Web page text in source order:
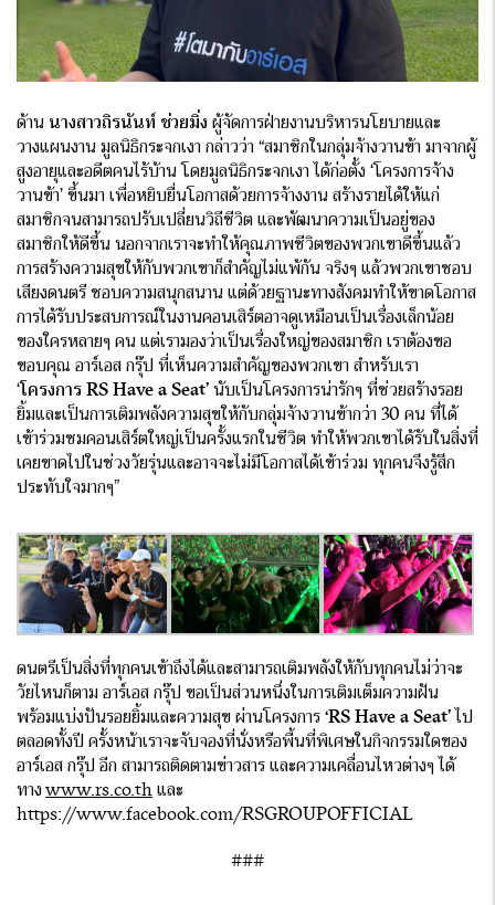
ด้าน นางสาวถิรนันท์ ช่วยมิ่ง ผู้จัดการฝ่ายงานบริหารนโยบายและ
วางแผนงาน มูลนิธิกระจกเงา กล่าวว่า “สมาชิกในกลุ่มจ้างวานข้า มาจากผู้
สูงอายุและอดีตคนไร้บ้าน โดยมูลนิธิกระจกเงา ได้ก่อตั้ง ‘โครงการจ้าง
วานข้า’ ขึ้นมา เพื่อหยิบยื่นโอกาสด้วยการจ้างงาน สร้างรายได้ให้แก่
สมาชิกจนสามารถปรับเปลี่ยนวิถีชีวิต และพัฒนาความเป็นอยู่ของ
สมาชิกให้ดีขึ้น นอกจากเราจะทำให้คุณภาพชีวิตของพวกเขาดีขึ้นแล้ว
การสร้างความสุขให้กับพวกเขาก็สำคัญไม่แพ้กัน จริงๆ แล้วพวกเขาชอบ
เสียงดนตรี ชอบความสนุกสนาน แต่ด้วยฐานะทางสังคมทำให้ขาดโอกาส
การได้รับประสบการณ์ในงานคอนเสิร์ตอาจดูเหมือนเป็นเรื่องเล็กน้อย
ของใครหลายๆ คน แต่เรามองว่าเป็นเรื่องใหญ่ของสมาชิก เราต้องขอ
ขอบคุณ อาร์เอส กรุ๊ป ที่เห็นความสำคัญของพวกเขา สำหรับเรา
‘โครงการ RS Have a Seat’ นับเป็นโครงการน่ารักๆ ที่ช่วยสร้างรอย
ยิ้มและเป็นการเติมพลังความสุขให้กับกลุ่มจ้างวานข้ากว่า 30 คน ที่ได้
เข้าร่วมชมคอนเสิร์ตใหญ่เป็นครั้งแรกในชีวิต ทำให้พวกเขาได้รับในสิ่งที่
เคยขาดไปในช่วงวัยรุ่นและอาจจะไม่มีโอกาสได้เข้าร่วม ทุกคนจึงรู้สึก
ประทับใจมากๆ”
ดนตรีเป็นสิ่งที่ทุกคนเข้าถึงได้และสามารถเติมพลังให้กับทุกคนไม่ว่าจะ
วัยไหนก็ตาม อาร์เอส กรุ๊ป ขอเป็นส่วนหนึ่งในการเติมเต็มความฝัน
พร้อมแบ่งปันรอยยิ้มและความสุข ผ่านโครงการ ‘RS Have a Seat’ ไป
ตลอดทั้งปี ครั้งหน้าเราจะจับจองที่นั่งหรือพื้นที่พิเศษในกิจกรรมใดของ
อาร์เอส กรุ๊ป อีก สามารถติดตามข่าวสาร และความเคลื่อนไหวต่างๆ ได้
ทาง www.rs.co.th และ
https://www.facebook.com/RSGROUPOFFICIAL
###